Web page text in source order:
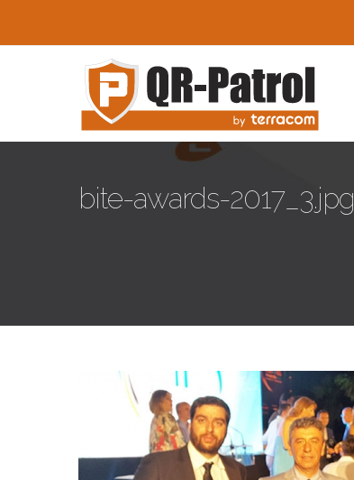
bite-awards-2017_3.jpg